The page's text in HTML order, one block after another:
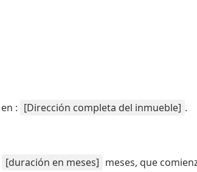
: [Dirección completa del inmueble] .
[duración en meses] meses, que